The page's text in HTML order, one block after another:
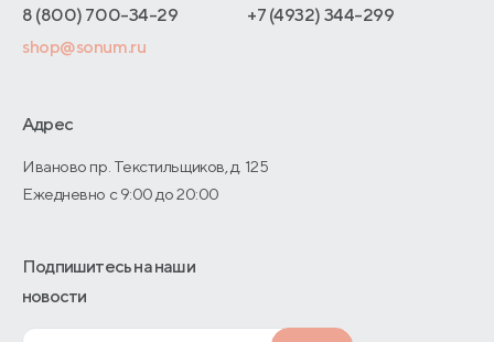
Договор-оферты
Оптовые продажи
О производстве
8 (800) 700-34-29
+7 (4932) 344-299
shop@sonum.ru
Адрес
Иваново пр. Текстильщиков, д. 125
Ежедневно с 9:00 до 20:00
Подпишитесь на наши
новости